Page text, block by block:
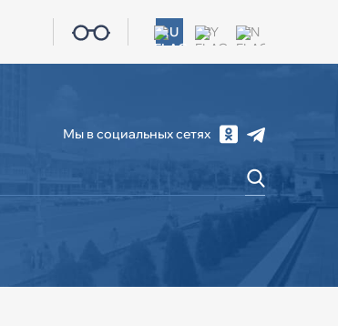
RU BY EN
Мы в социальных сетях
КОНТАКТЫ